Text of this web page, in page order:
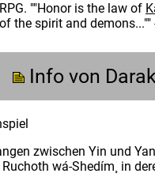
""Honor is the law of
the spirit and
Info von
zwischen Yin und
wá-Shedím¸ in